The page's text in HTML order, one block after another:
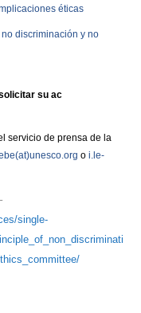
éticas
discriminación y no
su ac
servicio de prensa de la
o i.le-
single-